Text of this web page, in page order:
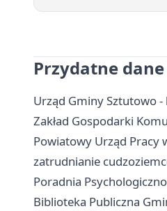
Przydatne
Urząd Gminy Sztutowo -
Zakład Gospodarki
Powiatowy Urząd Pracy
zatrudnianie
Poradnia
Biblioteka Publiczna